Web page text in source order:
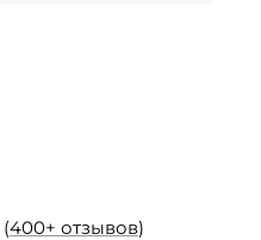
(400+ отзывов)